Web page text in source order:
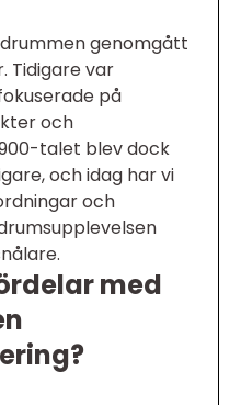
genomgått
Tidigare var
på
och
talet blev dock
och idag har vi
och
med